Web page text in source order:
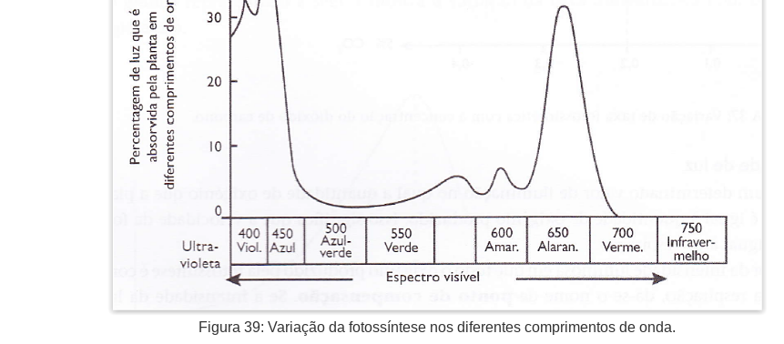
Figura 39: Variação da fotossíntese nos diferentes comprimentos de onda.